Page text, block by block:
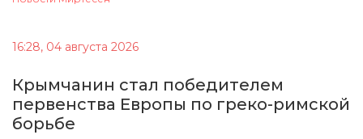
16:28, 04 августа 2026
Крымчанин стал победителем
первенства Европы по греко-римской
борьбе